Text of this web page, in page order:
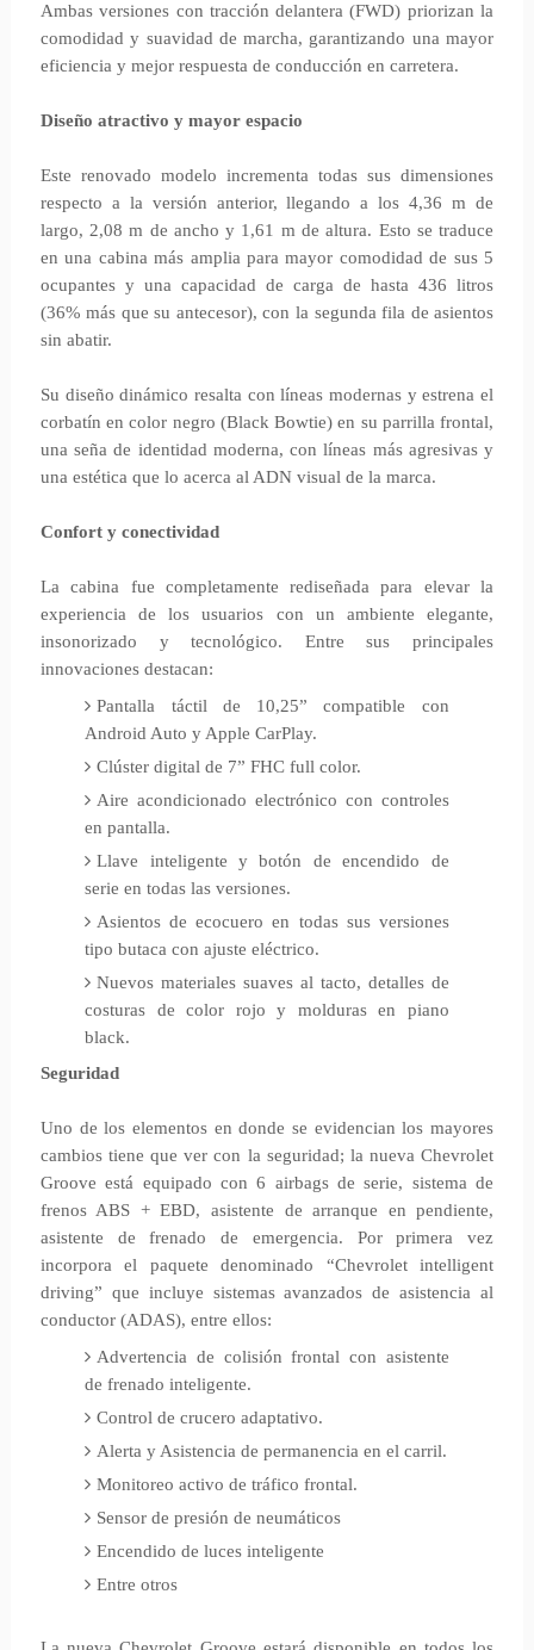
Ambas versiones con tracción delantera (FWD) priorizan la
comodidad y suavidad de marcha, garantizando una mayor
eficiencia y mejor respuesta de conducción en carretera.
Diseño atractivo y mayor espacio
Este renovado modelo incrementa todas sus dimensiones
respecto a la versión anterior, llegando a los 4,36 m de
largo, 2,08 m de ancho y 1,61 m de altura. Esto se traduce
en una cabina más amplia para mayor comodidad de sus 5
ocupantes y una capacidad de carga de hasta 436 litros
(36% más que su antecesor), con la segunda fila de asientos
sin abatir.
Su diseño dinámico resalta con líneas modernas y estrena el
corbatín en color negro (Black Bowtie) en su parrilla frontal,
una seña de identidad moderna, con líneas más agresivas y
una estética que lo acerca al ADN visual de la marca.
Confort y conectividad
La cabina fue completamente rediseñada para elevar la
experiencia de los usuarios con un ambiente elegante,
insonorizado y tecnológico. Entre sus principales
innovaciones destacan:
Pantalla táctil de 10,25” compatible con
Android Auto y Apple CarPlay.
Clúster digital de 7” FHC full color.
Aire acondicionado electrónico con controles
en pantalla.
Llave inteligente y botón de encendido de
serie en todas las versiones.
Asientos de ecocuero en todas sus versiones
tipo butaca con ajuste eléctrico.
Nuevos materiales suaves al tacto, detalles de
costuras de color rojo y molduras en piano
black.
Seguridad
Uno de los elementos en donde se evidencian los mayores
cambios tiene que ver con la seguridad; la nueva Chevrolet
Groove está equipado con 6 airbags de serie, sistema de
frenos ABS + EBD, asistente de arranque en pendiente,
asistente de frenado de emergencia. Por primera vez
incorpora el paquete denominado “Chevrolet intelligent
driving” que incluye sistemas avanzados de asistencia al
conductor (ADAS), entre ellos:
Advertencia de colisión frontal con asistente
de frenado inteligente.
Control de crucero adaptativo.
Alerta y Asistencia de permanencia en el carril.
Monitoreo activo de tráfico frontal.
Sensor de presión de neumáticos
Encendido de luces inteligente
Entre otros